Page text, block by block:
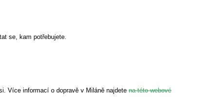
se, kam potřebujete.
Více informací o dopravě v Miláně najdete na této webové